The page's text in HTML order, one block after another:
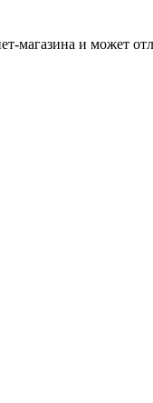
магазина и может